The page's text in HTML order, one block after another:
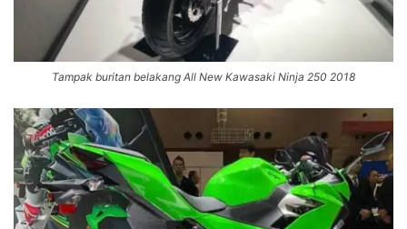
Tampak buritan belakang All New Kawasaki Ninja 250 2018